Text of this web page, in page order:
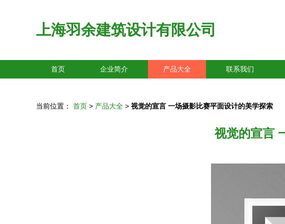
上海羽余建筑设计有限公司
首页 企业简介 产品大全 联系我们
当前位置： 首页 > 产品大全 > 视觉的宣言 一场摄影比赛平面设计的美学探索
视觉的宣言